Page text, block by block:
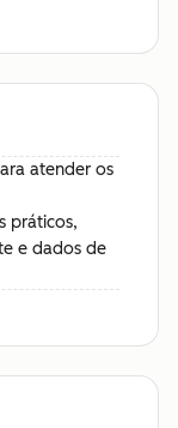
atender os
práticos,
e dados de